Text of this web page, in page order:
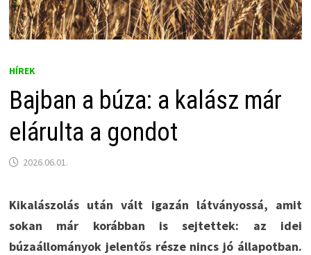
HÍREK
Bajban a búza: a kalász már
elárulta a gondot
2026.06.01.
Kikalászolás után vált igazán látványossá, amit
sokan már korábban is sejtettek: az idei
búzaállományok jelentős része nincs jó állapotban.